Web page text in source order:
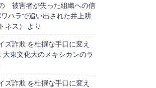
被害者が失った組織への信
ハラで追い出された井上耕
ス）
より
ズ詐欺 を杜撰な手口に変え
大東文化大のメキシカンのラ
ズ詐欺 を杜撰な手口に変え